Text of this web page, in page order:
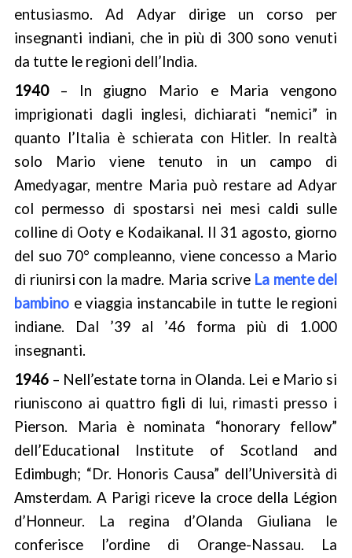
entusiasmo. Ad Adyar dirige un corso per
insegnanti indiani, che in più di 300 sono venuti
da tutte le regioni dell’India.
1940– In giugno Mario e Maria vengono
imprigionati dagli inglesi, dichiarati “nemici” in
quanto l’Italia è schierata con Hitler. In realtà
solo Mario viene tenuto in un campo di
Amedyagar, mentre Maria può restare ad Adyar
col permesso di spostarsi nei mesi caldi sulle
colline di Ooty e Kodaikanal. Il 31 agosto, giorno
del suo 70° compleanno, viene concesso a Mario
di riunirsi con la madre. Maria scrive La mente del
bambino e viaggia instancabile in tutte le regioni
indiane. Dal ’39 al ’46 forma più di 1.000
insegnanti.
1946 – Nell’estate torna in Olanda. Lei e Mario si
riuniscono ai quattro figli di lui, rimasti presso i
Pierson. Maria è nominata “honorary fellow”
dell’Educational Institute of Scotland and
Edimbugh; “Dr. Honoris Causa” dell’Università di
Amsterdam. A Parigi riceve la croce della Légion
d’Honneur. La regina d’Olanda Giuliana le
conferisce l’ordine di Orange-Nassau. La